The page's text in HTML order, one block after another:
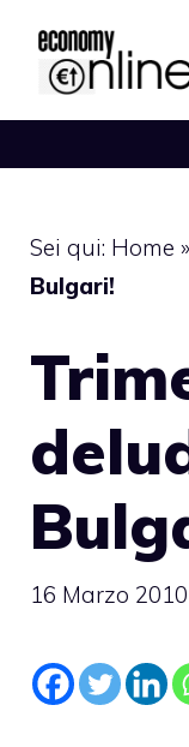
contenuto
Sei qui: Home »
Bulgari!
16 Marzo 2010